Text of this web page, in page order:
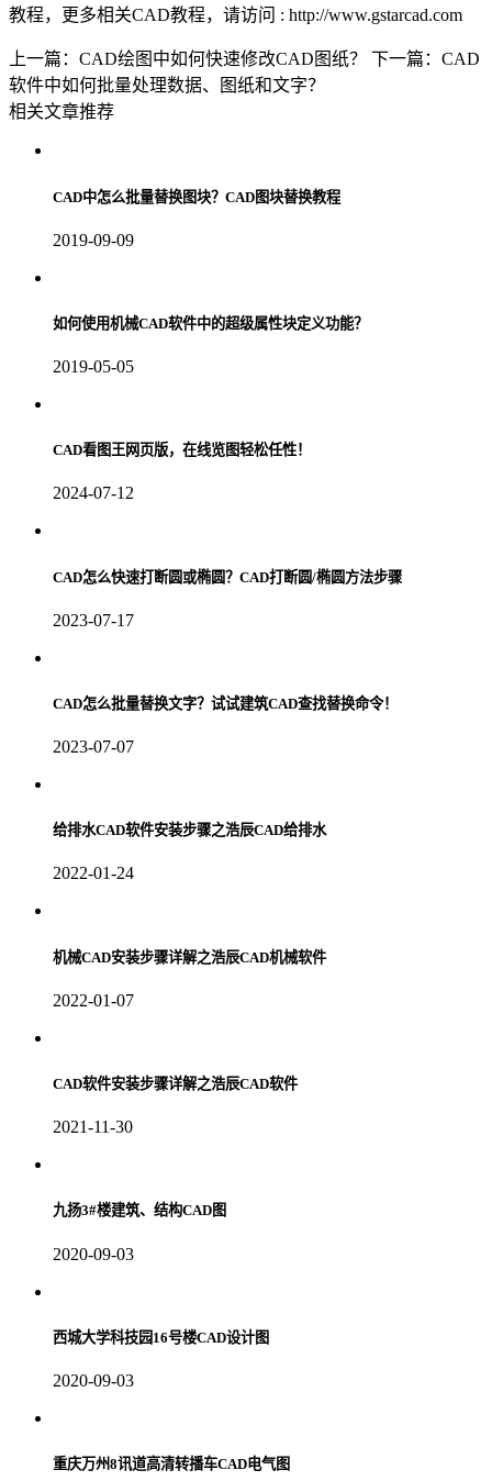
教程，更多相关CAD教程，请访问 : http://www.gstarcad.com
上一篇：CAD绘图中如何快速修改CAD图纸？
下一篇：CAD
软件中如何批量处理数据、图纸和文字？
相关文章推荐
CAD中怎么批量替换图块？CAD图块替换教程
2019-09-09
如何使用机械CAD软件中的超级属性块定义功能？
2019-05-05
CAD看图王网页版，在线览图轻松任性！
2024-07-12
CAD怎么快速打断圆或椭圆？CAD打断圆/椭圆方法步骤
2023-07-17
CAD怎么批量替换文字？试试建筑CAD查找替换命令！
2023-07-07
给排水CAD软件安装步骤之浩辰CAD给排水
2022-01-24
机械CAD安装步骤详解之浩辰CAD机械软件
2022-01-07
CAD软件安装步骤详解之浩辰CAD软件
2021-11-30
九扬3#楼建筑、结构CAD图
2020-09-03
西城大学科技园16号楼CAD设计图
2020-09-03
重庆万州8讯道高清转播车CAD电气图